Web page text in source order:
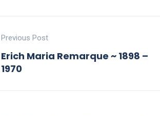
Previous Post
Erich Maria Remarque ~ 1898 –
1970